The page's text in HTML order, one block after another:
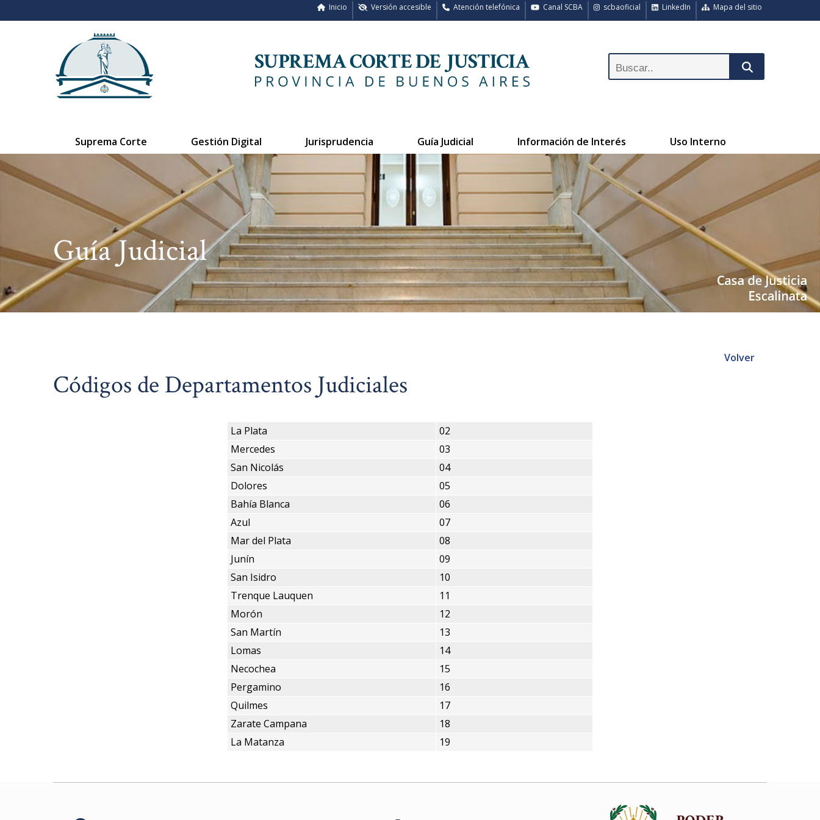
Mapa del sitio
LinkedIn
scbaoficial
Canal SCBA
Atención telefónica
Versión accesible
Inicio
Suprema Corte Gestión Digital Jurisprudencia Guía Judicial Información de Interés Uso Interno
Guía Judicial
Volver
Códigos de Departamentos Judiciales
La Plata
02
Mercedes
03
San Nicolás
04
Dolores
05
Bahía Blanca
06
Azul
07
Mar del Plata
08
Junín
09
San Isidro
10
Trenque Lauquen
11
Morón
12
San Martín
13
Lomas
14
Necochea
15
Pergamino
16
Quilmes
17
Zarate Campana
18
La Matanza
19